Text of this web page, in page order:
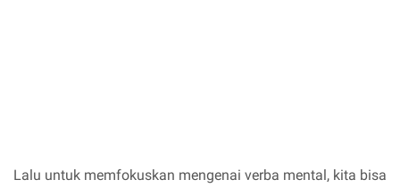
Lalu untuk memfokuskan mengenai verba mental, kita bisa